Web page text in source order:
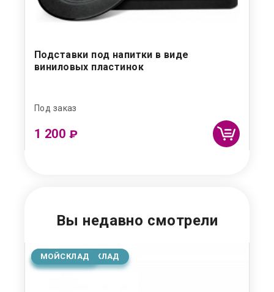
Подставки под напитки в виде
виниловых пластинок
Под заказ
1 200 ₽
Вы недавно смотрели
ОСНОВНОЙ СКЛАД
МОЙСКЛАД